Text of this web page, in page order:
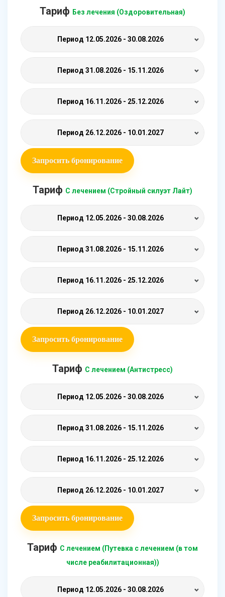
Тариф Без лечения (Оздоровительная)
Период 12.05.2026 - 30.08.2026
Период 31.08.2026 - 15.11.2026
Период 16.11.2026 - 25.12.2026
Период 26.12.2026 - 10.01.2027
Запросить бронирование
Тариф С лечением (Стройный силуэт Лайт)
Период 12.05.2026 - 30.08.2026
Период 31.08.2026 - 15.11.2026
Период 16.11.2026 - 25.12.2026
Период 26.12.2026 - 10.01.2027
Запросить бронирование
Тариф С лечением (Антистресс)
Период 12.05.2026 - 30.08.2026
Период 31.08.2026 - 15.11.2026
Период 16.11.2026 - 25.12.2026
Период 26.12.2026 - 10.01.2027
Запросить бронирование
Тариф С лечением (Путевка с лечением (в том
числе реабилитационная))
Период 12.05.2026 - 30.08.2026